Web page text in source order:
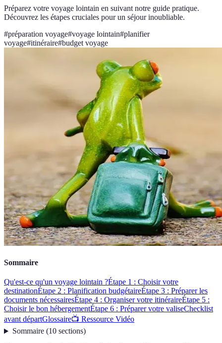
Préparez votre voyage lointain en suivant notre guide pratique.
Découvrez les étapes cruciales pour un séjour inoubliable.
#préparation voyage#voyage lointain#planifier
voyage#itinéraire#budget voyage
Sommaire
Qu'est-ce qu'un voyage lointain ?Étape 1 : Choisir votre
destinationÉtape 2 : Planification budgétaireÉtape 3 : Préparer les
documents nécessairesÉtape 4 : Organiser votre itinéraireÉtape 5 :
Choisir le bon hébergementÉtape 6 : Préparer votre valiseChecklist
avant départGlossaire📺 Ressource Vidéo
Sommaire(10 sections)